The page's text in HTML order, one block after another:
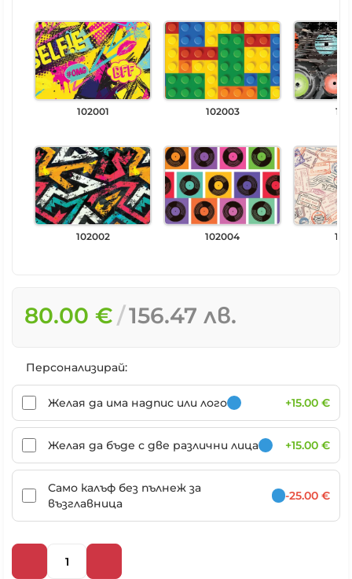
102001
102002
102003
102004
80.00 € 156.47 лв.
Персонализирай:
Желая да има надпис или лого +15.00 €
Желая да бъде с две различни лица +15.00 €
Само калъф без пълнеж за
възглавница
-25.00 €